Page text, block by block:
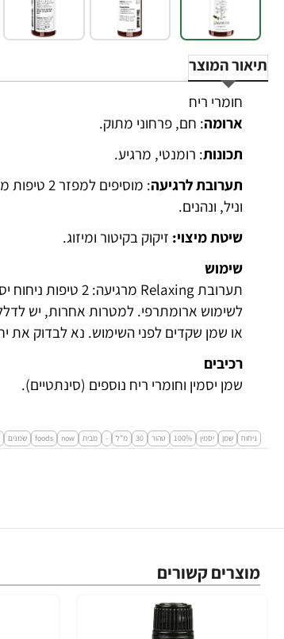
תיאור המוצר
חומרי ריח
ארומה: חם, פרחוני מתוק.
תכונות: רומנטי, מרגיע.
תערובת לרגיעה
וניל, ונהנים.
שיטת מיצוי: זיקוק בקיטור ומיזוג.
שימוש
תערובת Relaxing מרגיעה: 2 טיפות ניחוח יסמין, 2 טיפות שמן לבנדר, 15 טיפות שמן תערובת וניל.
לשימוש ארומתרפי. למטרות אחרות, יש לדלל
או שמן שקדים לפני השימוש. נא לבדוק את
רכיבים
שמן יסמין וחומרי ריח נוספים (סינתטיים).
ניחוח שמן יסמין 100% טהור 30 מ”ל - מבית now
foods שמנים
מוצרים קשורים